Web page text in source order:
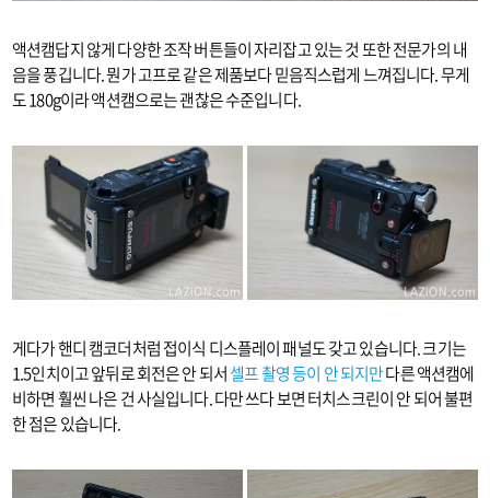
액션캠답지 않게 다양한 조작 버튼들이 자리잡고 있는 것 또한 전문가의 내
음을 풍깁니다. 뭔가 고프로 같은 제품보다 믿음직스럽게 느껴집니다. 무게
도 180g이라 액션캠으로는 괜찮은 수준입니다.
게다가 핸디 캠코더처럼 접이식 디스플레이 패널도 갖고 있습니다. 크기는
1.5인치이고 앞뒤로 회전은 안 되서셀프 촬영 등이 안 되지만다른 액션캠에
비하면 훨씬 나은 건 사실입니다. 다만 쓰다 보면 터치스크린이 안 되어 불편
한 점은 있습니다.